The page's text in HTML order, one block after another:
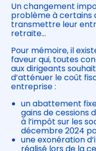
Un changement
problème à certains
transmettre leur
retraite…
Pour mémoire, il
faveur qui, toutes
aux dirigeants
d’atténuer le coût
entreprise :
un abattement
gains de cessions
à l’impôt sur les
décembre 2024
une exonération